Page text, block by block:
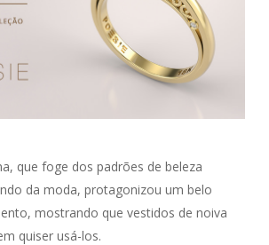
que foge dos padrões de beleza
da moda, protagonizou um belo
mostrando que vestidos de noiva
quiser usá-los.